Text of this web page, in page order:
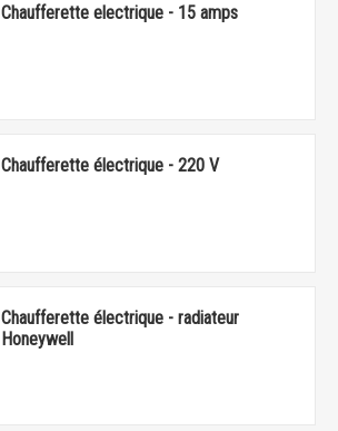
Chaufferette electrique - 15 amps
Chaufferette électrique - 220 V
Chaufferette électrique - radiateur
Honeywell